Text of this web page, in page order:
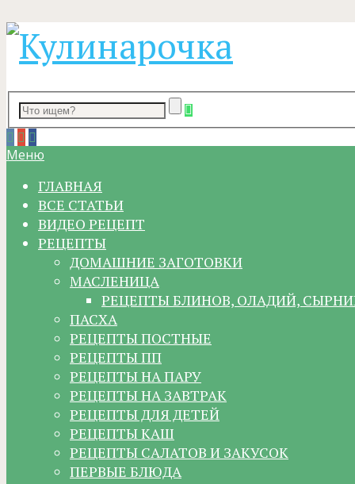
Меню
ГЛАВНАЯ
ВСЕ СТАТЬИ
ВИДЕО РЕЦЕПТ
РЕЦЕПТЫ
ДОМАШНИЕ ЗАГОТОВКИ
МАСЛЕНИЦА
РЕЦЕПТЫ БЛИНОВ, ОЛАДИЙ,
ПАСХА
РЕЦЕПТЫ ПОСТНЫЕ
РЕЦЕПТЫ ПП
РЕЦЕПТЫ НА ПАРУ
РЕЦЕПТЫ НА ЗАВТРАК
РЕЦЕПТЫ ДЛЯ ДЕТЕЙ
РЕЦЕПТЫ КАШ
РЕЦЕПТЫ САЛАТОВ И ЗАКУСОК
ПЕРВЫЕ БЛЮДА